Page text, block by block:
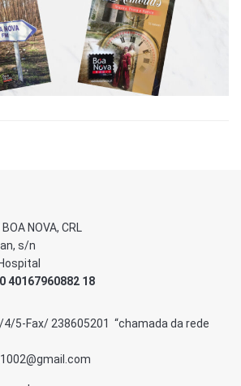
NOVA, CRL
s/n
40167960882 18
5-Fax/ 238605201 “chamada da rede